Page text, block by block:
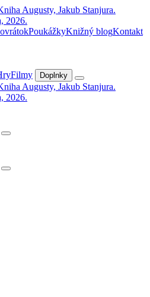
PoukážkyKnižný blogKontakt
Filmy Doplnky